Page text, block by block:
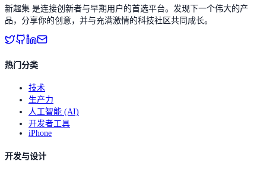
新趣集 是连接创新者与早期用户的首选平台。发现下一个伟大的产
品，分享你的创意，并与充满激情的科技社区共同成长。
热门分类
技术
生产力
人工智能 (AI)
开发者工具
iPhone
开发与设计